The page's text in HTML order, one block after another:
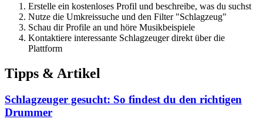
Erstelle ein kostenloses Profil und beschreibe, was du suchst
Nutze die Umkreissuche und den Filter "Schlagzeug"
Schau dir Profile an und höre Musikbeispiele
Kontaktiere interessante Schlagzeuger direkt über die
Plattform
Tipps & Artikel
Schlagzeuger gesucht: So findest du den richtigen
Drummer